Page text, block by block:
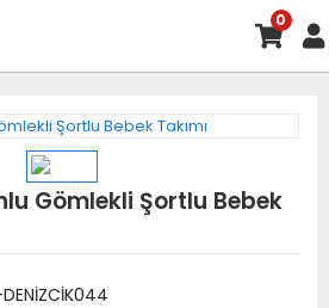
0
Gömlekli Şortlu Bebek